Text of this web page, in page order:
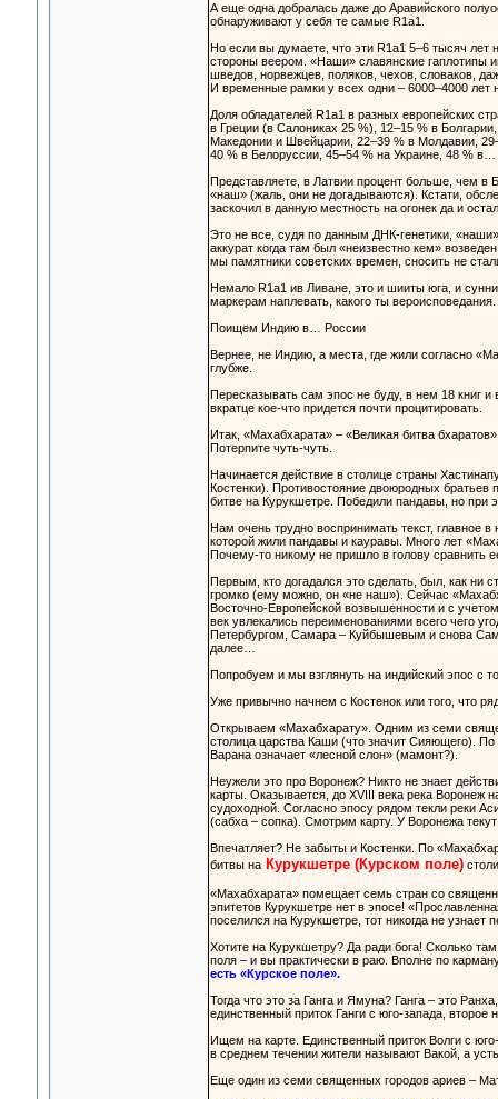
А еще одна добралась даже до Аравийского
обнаруживают у себя те самые R1a1.
Но если вы думаете, что эти R1a1 5–6 тысяч лет
стороны веером. «Наши» славянские гаплотипы
шведов, норвежцев, поляков, чехов, словаков,
И временные рамки у всех одни – 6000–4000
Доля обладателей R1a1 в разных европейских
в Греции (в Салониках 25 %), 12–15 % в
Македонии и Швейцарии, 22–39 % в Молдавии,
40 % в Белоруссии, 45–54 % на Украине, 48 % в…
Представляете, в Латвии процент больше, чем в
«наш» (жаль, они не догадываются). Кстати,
заскочил в данную местность на огонек да и
Это не все, судя по данным ДНК-генетики,
аккурат когда там был «неизвестно кем»
мы памятники советских времен, сносить не
Немало R1a1 ив Ливане, это и шииты юга, и
маркерам наплевать, какого ты вероисповедания.
Поищем Индию в… России
Вернее, не Индию, а места, где жили согласно
глубже.
Пересказывать сам эпос не буду, в нем 18 книг
вкратце кое-что придется почти процитировать.
Итак, «Махабхарата» – «Великая битва
Потерпите чуть-чуть.
Начинается действие в столице страны
Костенки). Противостояние двоюродных
битве на Курукшетре. Победили пандавы, но при
Нам очень трудно воспринимать текст, главное
которой жили пандавы и кауравы. Много лет
Почему-то никому не пришло в голову сравнить
Первым, кто догадался это сделать, был, как ни
громко (ему можно, он «не наш»). Сейчас
Восточно-Европейской возвышенности и с
век увлекались переименованиями всего чего
Петербургом, Самара – Куйбышевым и снова
далее…
Попробуем и мы взглянуть на индийский эпос с
Уже привычно начнем с Костенок или того, что
Открываем «Махабхарату». Одним из семи
столица царства Каши (что значит Сияющего).
Варана означает «лесной слон» (мамонт?).
Неужели это про Воронеж? Никто не знает
карты. Оказывается, до XVIII века река Воронеж
судоходной. Согласно эпосу рядом текли реки
(сабха – сопка). Смотрим карту. У Воронежа
Впечатляет? Не забыты и Костенки. По
битвы наКурукшетре (Курском поле)
«Махабхарата» помещает семь стран со
эпитетов Курукшетре нет в эпосе!
поселился на Курукшетре, тот никогда не узнает
Хотите на Курукшетру? Да ради бога! Сколько
поля – и вы практически в раю. Вполне по
есть «Курское поле».
Тогда что это за Ганга и Ямуна? Ганга – это
единственный приток Ганги с юго-запада, второе
Ищем на карте. Единственный приток Волги с
в среднем течении жители называют Вакой, а
Еще один из семи священных городов ариев –